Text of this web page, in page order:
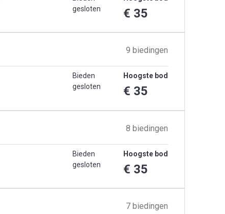
gesloten
€ 35
9 biedingen
Bieden
gesloten
Hoogste bod
€ 35
8 biedingen
Bieden
gesloten
Hoogste bod
€ 35
7 biedingen